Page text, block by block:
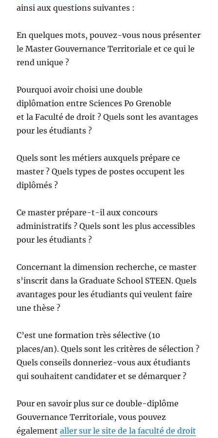
ainsi aux questions suivantes :
En quelques mots, pouvez-vous nous présenter
le Master Gouvernance Territoriale et ce qui le
rend unique ?
Pourquoi avoir choisi une double
diplômation entre Sciences Po Grenoble
et la Faculté de droit ? Quels sont les avantages
pour les étudiants ?
Quels sont les métiers auxquels prépare ce
master ? Quels types de postes occupent les
diplômés ?
Ce master prépare-t-il aux concours
administratifs ? Quels sont les plus accessibles
pour les étudiants ?
Concernant la dimension recherche, ce master
s’inscrit dans la Graduate School STEEN. Quels
avantages pour les étudiants qui veulent faire
une thèse ?
C’est une formation très sélective (10
places/an). Quels sont les critères de sélection ?
Quels conseils donneriez-vous aux étudiants
qui souhaitent candidater et se démarquer ?
Pour en savoir plus sur ce double-diplôme
Gouvernance Territoriale, vous pouvez
égalementaller sur le site de la faculté de droit